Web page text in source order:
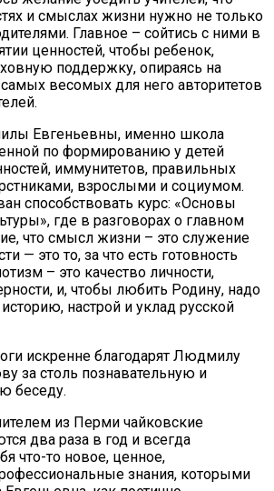
и смыслах жизни нужно не только
Главное – сойтись с ними в
ценностей, чтобы ребенок,
поддержку, опираясь на
весомых для него авторитетов
Евгеньевны, именно школа
по формированию у детей
иммунитетов, правильных
взрослыми и социумом.
способствовать курс: «Основы
где в разговорах о главном
что смысл жизни – это служение
— это то, за что есть готовность
– это качество личности,
и, чтобы любить Родину, надо
историю, настрой и уклад русской
искренне благодарят Людмилу
за столь познавательную и
беседу.
из Перми чайковские
два раза в год и всегда
что-то новое, ценное,
знания, которыми